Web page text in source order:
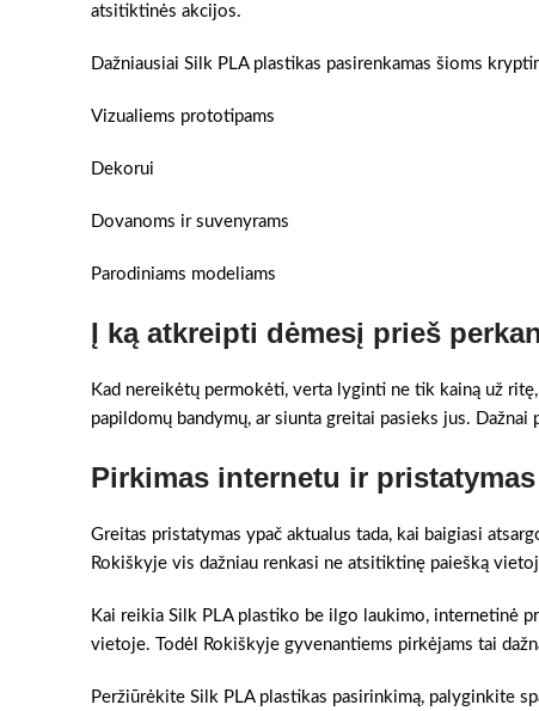
atsitiktinės akcijos.
Dažniausiai Silk PLA plastikas pasirenkamas šioms
Vizualiems prototipams
Dekorui
Dovanoms ir suvenyrams
Parodiniams modeliams
Į ką atkreipti dėmesį prieš
Kad nereikėtų permokėti, verta lyginti ne tik kainą už
papildomų bandymų, ar siunta greitai pasieks jus.
Pirkimas internetu ir
Greitas pristatymas ypač aktualus tada, kai baigiasi
Rokiškyje vis dažniau renkasi ne atsitiktinę paiešką
Kai reikia Silk PLA plastiko be ilgo laukimo, internetinė
vietoje. Todėl Rokiškyje gyvenantiems pirkėjams tai
Peržiūrėkite Silk PLA plastikas pasirinkimą, palyginkite